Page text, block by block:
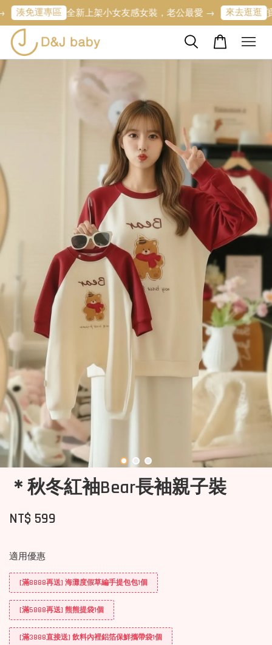
區 全新上架小女友感女裝，老公最愛 → 來去逛逛 寶寶的第
＊秋冬紅袖Bear長袖親子裝
NT$ 599
適用優惠
[滿8888再送] 海灘度假草編手提包包1個
[滿5888再送] 熊熊提袋1個
[滿3888直接送] 飲料內裡鋁箔保鮮攜帶袋1個